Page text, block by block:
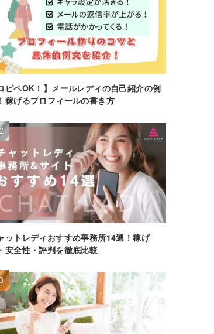
ピペOK！】メールレディの自己紹介の例
稼げるプロフィールの書き方
ットレディおすすめ事務所14選！稼げ
安全性・評判を徹底比較